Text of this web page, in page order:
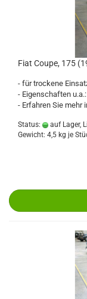
Fiat Coupe, 175
- für trockene
- Eigenschaften
- Erfahren Sie mehr
Status: auf Lager,
Gewicht: 4,5 kg je